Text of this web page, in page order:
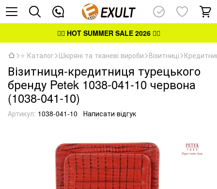
👉🏻 HOT SUMMER SALE 2026👈🏻
⭐ Каталог Шкіряні та тканеві вироби Візитниці
Візитниця-кредитниця турецького
бренду Petek 1038-041-10 червона
(1038-041-10)
Артикул: 1038-041-10 Написати відгук